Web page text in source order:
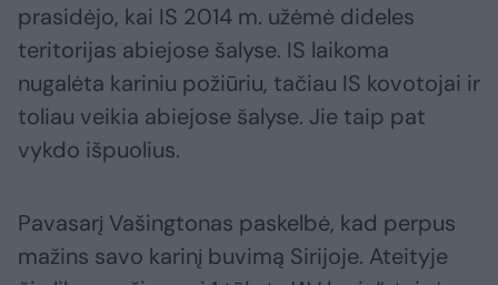
prasidėjo, kai IS 2014 m. užėmė dideles
teritorijas abiejose šalyse. IS laikoma
nugalėta kariniu požiūriu, tačiau IS kovotojai ir
toliau veikia abiejose šalyse. Jie taip pat
vykdo išpuolius.
Pavasarį Vašingtonas paskelbė, kad perpus
mažins savo karinį buvimą Sirijoje. Ateityje